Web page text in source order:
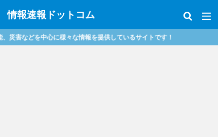
情報速報ドットコム
どを中心に様々な情報を提供しているサイトです！